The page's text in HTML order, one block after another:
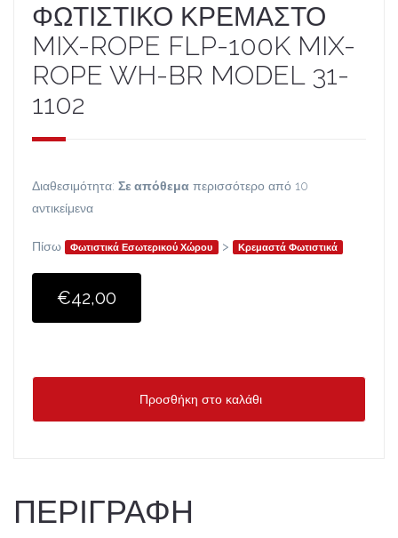
ΦΩΤΙΣΤΙΚΟ ΚΡΕΜΑΣΤΟ
MIX-ROPE FLP-100K MIX-
ROPE WH-BR MODEL 31-
1102
Διαθεσιμότητα: Σε απόθεμα περισσότερο από 10
αντικείμενα
Πίσω Φωτιστικά Εσωτερικού Χώρου > Κρεμαστά Φωτιστικά
€42,00
Προσθήκη στο καλάθι
ΠΕΡΙΓΡΑΦΗ